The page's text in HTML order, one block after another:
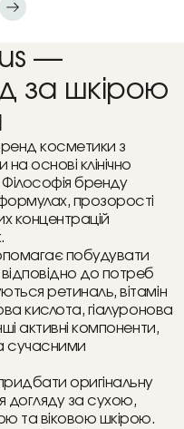
—
за шкірою
косметики з
основі клінічно
Філософія бренду
прозорості
концентрацій
побудувати
до потреб
ретиналь, вітамін
кислота, гіалуронова
активні компоненти,
сучасними
оригінальну
догляду за сухою,
та віковою шкірою.